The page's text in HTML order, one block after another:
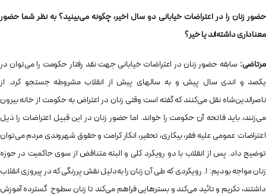
حضور زنان را در اعتراضات خیابانی دو سال اخیر، چگونه می‌بینید؟ به نظر شما حضور
معناداری داشته‌اند یا خیر؟
مرتاضی: سابقه حضور زنان در اعتراضات خیابانی جهت نقد رفتار حکومت را می‌توان در
یکصد و اندی سال پیش و به سالهای پیش از انقلاب مشروطه جستجو کرد. از
ناصرالدین‌شاه نقل می‌کنند که گفته است وقتی زنان در اعتراض به حکومت از خانه بیرون
می‌زنند، باید فاتحه آن حکومت را خواند. اما حضور زنان در این قبیل اعتراضات را ذیل
اعتراضات عمومی علیه فقر، بیکاری، تحقیر، انکار کرامت و حقوق شهروندی مردم می‌توان
توضیح داد. پس از انقلاب با دو رویکرد کلی و البته متناقض از سوی حاکمیت در حوزه
زنان مواجه بودیم: 1. رویکردی که طی آن زنان را به‌دلیل نقش پررنگی که در پیروزی انقلاب
داشتند، تکریم و تائید می‌کند و بسترهایی فراهم می‌کند تا زنان سطوح گسترده آموزش